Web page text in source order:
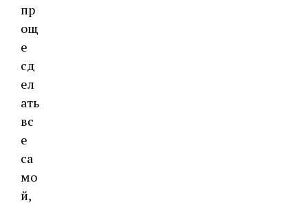
пр
ощ
е
сд
ел
ать
вс
е
са
мо
й,